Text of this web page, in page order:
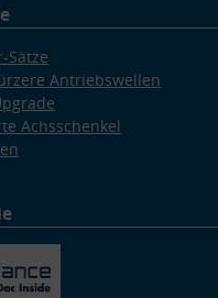
Sätze
Antriebswellen
Achsschenkel